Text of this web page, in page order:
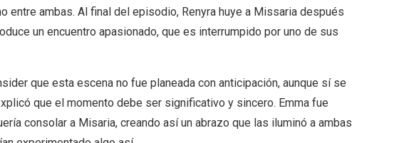
entre ambas. Al final del episodio, Renyra huye a Missaria después
un encuentro apasionado, que es interrumpido por uno de sus
que esta escena no fue planeada con anticipación, aunque sí se
que el momento debe ser significativo y sincero. Emma fue
consolar a Misaria, creando así un abrazo que las iluminó a ambas